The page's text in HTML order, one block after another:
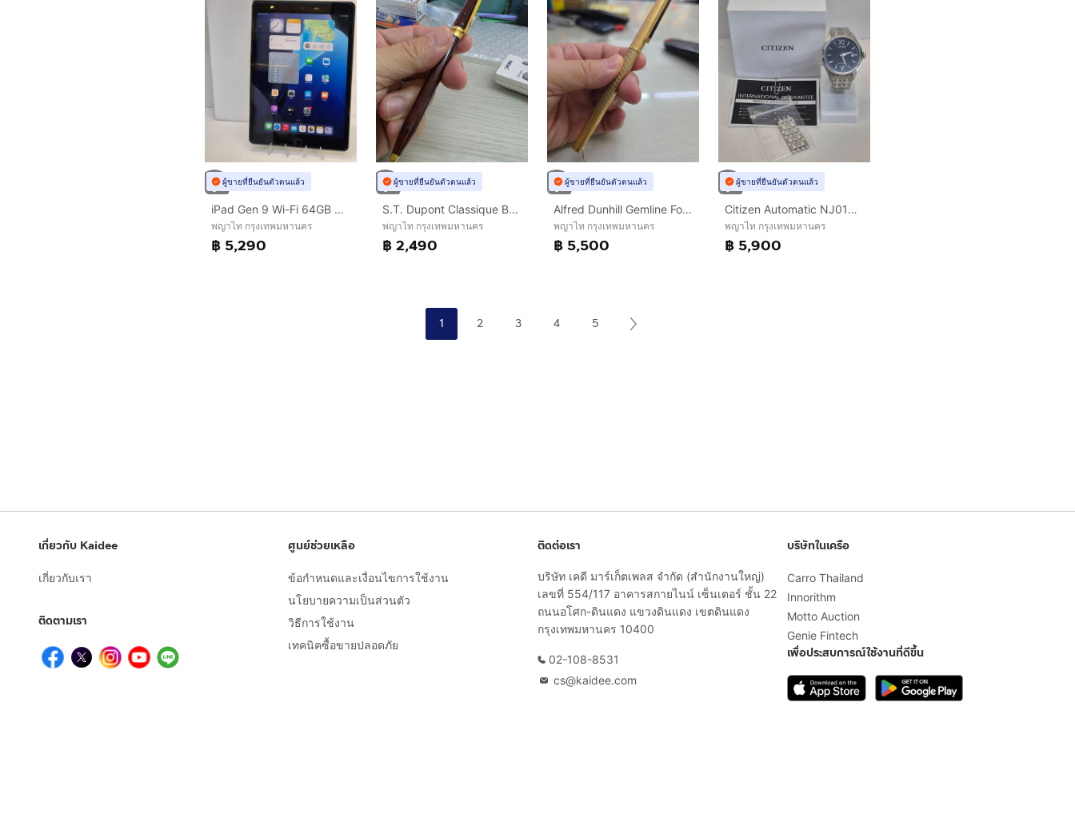
ผู้ขายที่ยืนยันตัวตนแล้ว
iPad Gen 9 Wi-Fi 64GB Space Gray เครื่องศูนย์ไทย สุขภาพแบต 100 เครื่องสภาพใหม่
พญาไท กรุงเทพมหานคร
฿ 5,290
ผู้ขายที่ยืนยันตัวตนแล้ว
S.T. Dupont Classique Ballpoint Pen Burgundy Laque de Chine ขายตามสภาพ
พญาไท กรุงเทพมหานคร
฿ 2,490
ผู้ขายที่ยืนยันตัวตนแล้ว
Alfred Dunhill Gemline Fountain Pen หัวทอง 18K-750 พร้อมกล่อง
พญาไท กรุงเทพมหานคร
฿ 5,500
ผู้ขายที่ยืนยันตัวตนแล้ว
Citizen Automatic NJ0100-89E หน้าดํา ฟูลเซ็ต กล่องครบ
พญาไท กรุงเทพมหานคร
฿ 5,900
1 2 3 4 5
เกี่ยวกับ Kaidee
เกี่ยวกับเรา
ติดตามเรา
ศูนย์ช่วยเหลือ
ข้อกำหนดและเงื่อนไขการใช้งาน
นโยบายความเป็นส่วนตัว
วิธีการใช้งาน
เทคนิคซื้อขายปลอดภัย
ติดต่อเรา
บริษัท เคดี มาร์เก็ตเพลส จำกัด (สำนักงานใหญ่)
เลขที่ 554/117 อาคารสกายไนน์ เซ็นเตอร์ ชั้น 22
ถนนอโศก-ดินแดง แขวงดินแดง เขตดินแดง
กรุงเทพมหานคร 10400
02-108-8531
cs@kaidee.com
บริษัทในเครือ
Carro Thailand
Innorithm
Motto Auction
Genie Fintech
เพื่อประสบการณ์ใช้งานที่ดีขึ้น